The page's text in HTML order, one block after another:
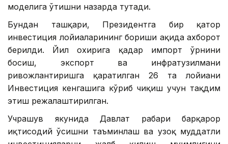
моделига ўтишни назарда тутади.
Бундан ташқари, Президентга бир қатор
инвестиция лойиҳаларининг бориши ҳақида ахборот
берилди. Йил охирига қадар импорт ўрнини
босиш, экспорт ва инфратузилмани
ривожлантиришга қаратилган 26 та лойиҳани
Инвестиция кенгашига кўриб чиқиш учун тақдим
этиш режалаштирилган.
Учрашув якунида Давлат раҳбари барқарор
иқтисодий ўсишни таъминлаш ва узоқ муддатли